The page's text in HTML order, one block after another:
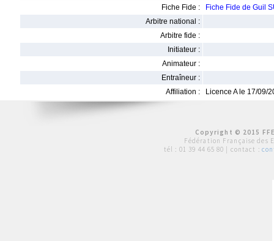
Fiche Fide :
Fiche Fide de Guil
Arbitre national :
Arbitre fide :
Initiateur :
Animateur :
Entraîneur :
Affiliation :
Licence A le 17/09/
Copyright © 2015
Fédération Française des
tél : 01 39 44 65 80 | contact :